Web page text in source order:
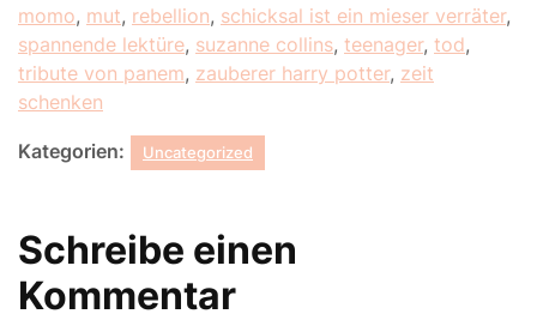
momo, mut, rebellion, schicksal ist ein mieser verräter,
spannende lektüre, suzanne collins, teenager, tod,
tribute von panem, zauberer harry potter, zeit
schenken
Kategorien: Uncategorized
Schreibe einen
Kommentar